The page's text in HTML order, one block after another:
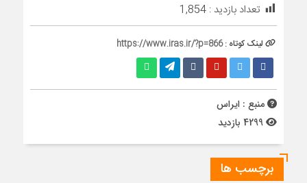
تعداد بازدید : 1,854
لینک کوتاه :https://www.iras.ir/?p=866
منبع : ایراس
برچسب ها